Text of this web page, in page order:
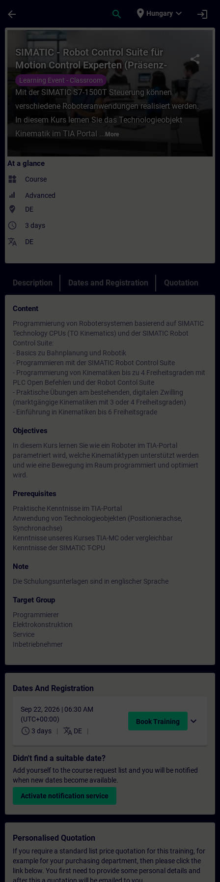
arrow_back search place Hungary expand_more login
Course - SIMATIC - Robot Control Suite
share
SIMATIC - Robot Control Suite für
Motion Control Experten (Präsenz-
Training)
Learning Event - Classroom
Mit der SIMATIC S7-1500T Steuerung können
verschiedene Roboteranwendungen realisiert werden.
In diesem Kurs lernen Sie das Technologieobjekt
Kinematik im TIA Portal ... More
At a glance
widgets Course
Advanced
where_to_vote DE
access_time 3 days
translate DE
Description Dates and Registration Quotation
Content
Programmierung von Robotersystemen basierend auf SIMATIC
Technology CPUs (TO Kinematics) und der SIMATIC Robot
Control Suite:
- Basics zu Bahnplanung und Robotik
- Programmieren mit der SIMATIC Robot Control Suite
- Programmierung von Kinematiken bis zu 4 Freiheitsgraden mit
PLC Open Befehlen und der Robot Contol Suite
- Praktische Übungen am bestehenden, digitalen Zwilling
(marktgängige Kinematiken mit 3 oder 4 Freiheitsgraden)
- Einführung in Kinematiken bis 6 Freiheitsgrade
Objectives
In diesem Kurs lernen Sie wie ein Roboter im TIA-Portal
parametriert wird, welche Kinematiktypen unterstützt werden
und wie eine Bewegung im Raum programmiert und optimiert
wird.
Prerequisites
Praktische Kenntnisse im TIA-Portal
Anwendung von Technologieobjekten (Positionierachse,
Synchronachse)
Kenntnisse unseres Kurses TIA-MC oder vergleichbar
Kenntnisse der SIMATIC T-CPU
Note
Die Schulungsunterlagen sind in englischer Sprache
Target Group
Programmierer
Elektrokonstruktion
Service
Inbetriebnehmer
Dates And Registration
Sep 22, 2026 | 06:30 AM
(UTC+00:00)
schedule 3 days translate DE
Book Training expand_more
Didn't find a suitable date?
Add yourself to the course request list and you will be notified
when new dates become available.
Activate notification service
Personalised Quotation
If you require a standard list price quotation for this training, for
example for your purchasing department, then please click the
link below. You first need to provide some personal details and